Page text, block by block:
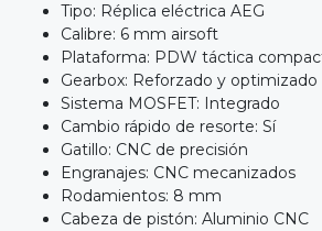
Tipo: Réplica eléctrica AEG
Calibre: 6 mm airsoft
Plataforma: PDW táctica
Gearbox: Reforzado y optimizado
Sistema MOSFET: Integrado
Cambio rápido de resorte: Sí
Gatillo: CNC de precisión
Engranajes: CNC mecanizados
Rodamientos: 8 mm
Cabeza de pistón: Aluminio CNC